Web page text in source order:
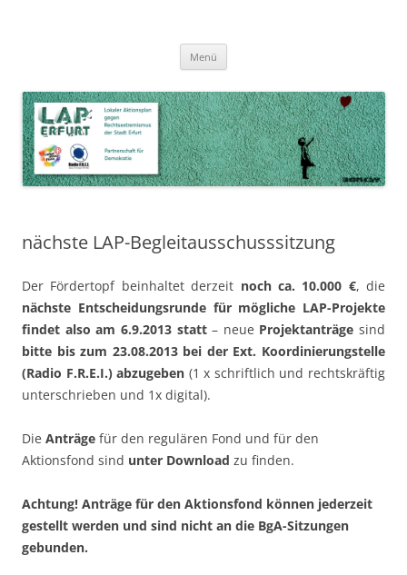
Lokaler Aktionsplan gegen Rechtsextremismus der Stadt Erfurt – Zur
Stärkung der Vielfalt, Toleranz und Demokratie
Menü
nächste LAP-Begleitausschusssitzung
Der Fördertopf beinhaltet derzeit noch ca. 10.000 €, die
nächste Entscheidungsrunde für mögliche LAP-Projekte
findet also am 6.9.2013 statt– neue Projektanträge sind
bitte bis zum 23.08.2013 bei der Ext. Koordinierungstelle
(Radio F.R.E.I.) abzugeben (1 x schriftlich und rechtskräftig
unterschrieben und 1x digital).
Die Anträge für den regulären Fond und für den
Aktionsfond sind unter Download zu finden.
Achtung! Anträge für den Aktionsfond können jederzeit
gestellt werden und sind nicht an die BgA-Sitzungen
gebunden.